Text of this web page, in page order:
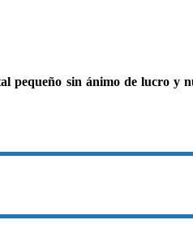
pequeño sin ánimo de lucro y